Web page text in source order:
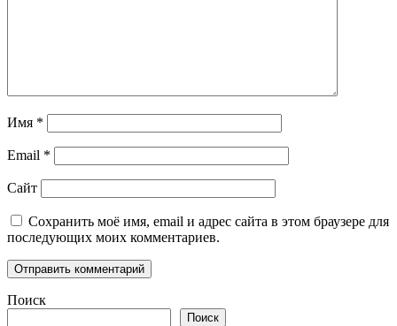
Имя *
Email *
Сайт
Сохранить моё имя, email и адрес сайта в этом браузере для
последующих моих комментариев.
Поиск
Поиск